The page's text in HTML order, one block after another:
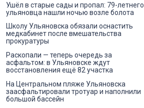
Ушёл в старые сады и пропал: 79-летнего
ульяновца нашли ночью возле болота
Школу Ульяновска обязали оснастить
медкабинет после вмешательства
прокуратуры
Раскопали — теперь очередь за
асфальтом: в Ульяновске ждут
восстановления ещё 82 участка
На Центральном пляже Ульяновска
заасфальтировали тротуар и наполнили
большой бассейн